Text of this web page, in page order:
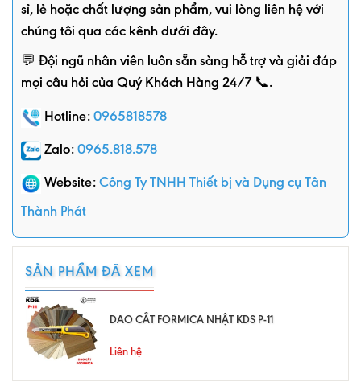
sỉ, lẻ hoặc chất lượng sản phẩm, vui lòng liên hệ với
chúng tôi qua các kênh dưới đây.
💬 Đội ngũ nhân viên luôn sẵn sàng hỗ trợ và giải đáp
mọi câu hỏi của Quý Khách Hàng 24/7 📞.
Hotline: 0965818578
Zalo: 0965.818.578
Website: Công Ty TNHH Thiết bị và Dụng cụ Tân
Thành Phát
SẢN PHẨM ĐÃ XEM
DAO CẮT FORMICA NHẬT KDS P-11
Liên hệ